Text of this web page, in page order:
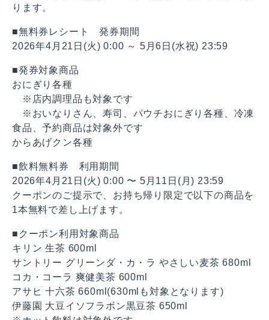
ります。
■無料券レシート 発券期間
2026年4月21日(火) 0:00 ～ 5月6日(水祝) 23:59
■発券対象商品
おにぎり各種
※店内調理品も対象です
※おいなりさん、寿司、パウチおにぎり各種、冷凍
食品、予約商品は対象外です
からあげクン各種
■飲料無料券 利用期間
2026年4月21日(火) 0:00 〜 5月11日(月) 23:59
クーポンのご提示で、お持ち帰り限定で以下の商品を
1本無料で差し上げます。
■クーポン利用対象商品
キリン 生茶 600ml
サントリー グリーンダ・カ・ラ やさしい麦茶 680ml
コカ・コーラ 爽健美茶 600ml
アサヒ 十六茶 660ml(630mlも対象となります)
伊藤園 大豆イソフラボン黒豆茶 650ml